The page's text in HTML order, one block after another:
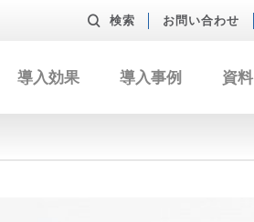
検索 お問い合わせ
導入効果 導入事例 資料